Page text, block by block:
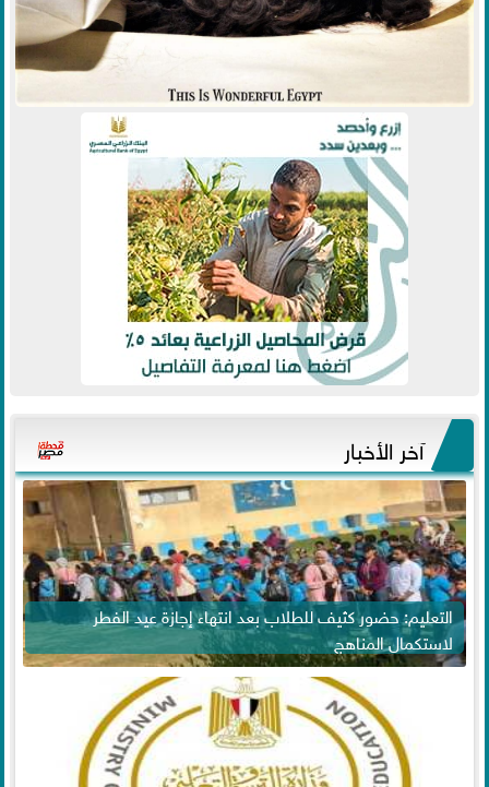
آخر الأخبار
التعليم: حضور كثيف للطلاب بعد انتهاء إجازة عيد الفطر
لاستكمال المناهج